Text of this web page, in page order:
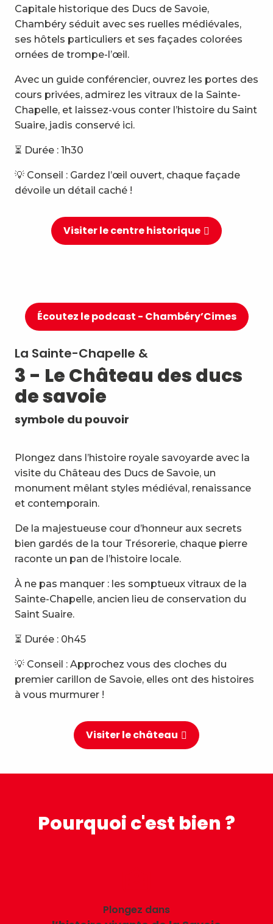
Capitale historique des Ducs de Savoie,
Chambéry séduit avec ses ruelles médiévales,
ses hôtels particuliers et ses façades colorées
ornées de trompe-l’œil.
Avec un guide conférencier, ouvrez les portes des
cours privées, admirez les vitraux de la Sainte-
Chapelle, et laissez-vous conter l’histoire du Saint
Suaire, jadis conservé ici.
⏳ Durée : 1h30
💡 Conseil : Gardez l’œil ouvert, chaque façade
dévoile un détail caché !
Visiter le centre historique
La Sainte-Chapelle &
3 - Le Château des ducs
de savoie
symbole du pouvoir
Plongez dans l’histoire royale savoyarde avec la
visite du Château des Ducs de Savoie, un
monument mêlant styles médiéval, renaissance
et contemporain.
De la majestueuse cour d’honneur aux secrets
bien gardés de la tour Trésorerie, chaque pierre
raconte un pan de l’histoire locale.
À ne pas manquer : les somptueux vitraux de la
Sainte-Chapelle, ancien lieu de conservation du
Saint Suaire.
⏳ Durée : 0h45
💡 Conseil : Approchez vous des cloches du
premier carillon de Savoie, elles ont des histoires
à vous murmurer !
Visiter le château
Écoutez le podcast - Chambéry’Cimes
Pourquoi c'est bien ?
Plongez dans